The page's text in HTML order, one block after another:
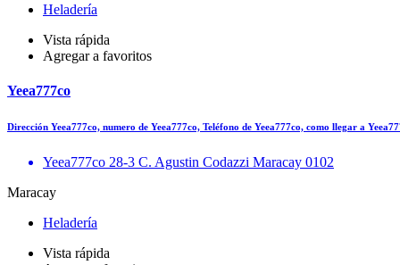
Heladería
Vista rápida
Agregar a favoritos
Yeea777co
Dirección Yeea777co, numero de Yeea777co, Teléfono de Yeea777co, como llegar a
Yeea777co 28-3 C. Agustin Codazzi Maracay 0102
Maracay
Heladería
Vista rápida